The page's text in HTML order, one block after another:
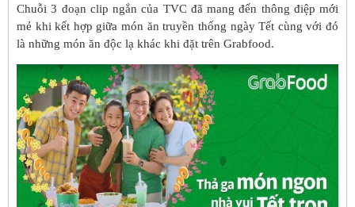
Chuỗi 3 đoạn clip ngắn của TVC đã mang đến thông điệp mới
mẻ khi kết hợp giữa món ăn truyền thống ngày Tết cùng với đó
là những món ăn độc lạ khác khi đặt trên Grabfood.